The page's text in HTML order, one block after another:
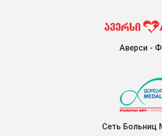
Аверси -
Сеть Больниц